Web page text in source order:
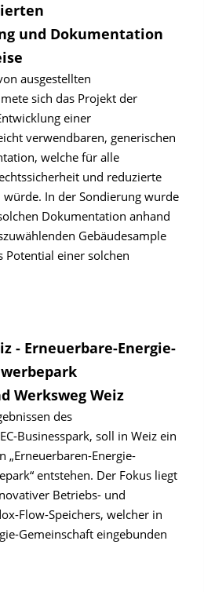
und Dokumentation
ausgestellten
sich das Projekt der
einer
verwendbaren, generischen
welche für alle
und reduzierte
In der Sondierung wurde
Dokumentation anhand
Gebäudesample
Potential einer solchen
- Erneuerbare-Energie-
Werksweg Weiz
des
Businesspark, soll in Weiz ein
„Erneuerbaren-Energie-
entstehen. Der Fokus liegt
Betriebs- und
Flow-Speichers, welcher in
Gemeinschaft eingebunden